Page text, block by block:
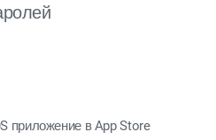
приложение в App Store